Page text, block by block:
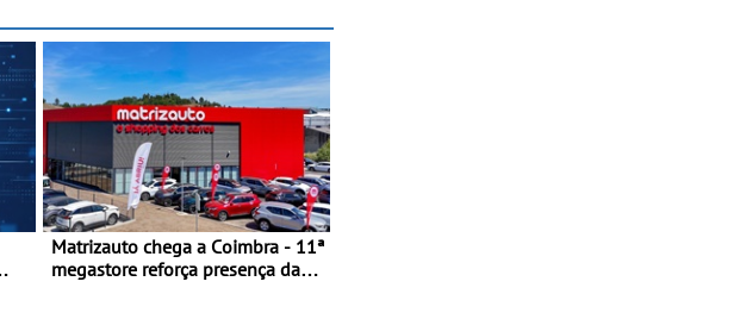
Matrizauto chega a Coimbra - 11ª
megastore reforça presença da